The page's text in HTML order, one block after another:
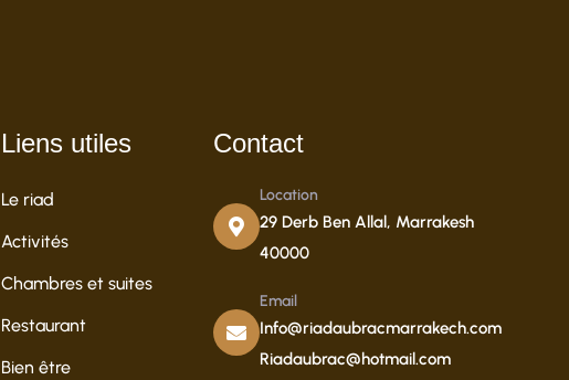
Liens utiles
Le riad
Activités
Chambres et suites
Restaurant
Bien être
Contact
Location
29 Derb Ben Allal, Marrakesh
40000
Email
Info@riadaubracmarrakech.com
Riadaubrac@hotmail.com